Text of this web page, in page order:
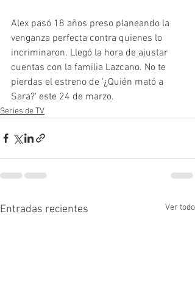
Alex pasó 18 años preso planeando la
venganza perfecta contra quienes lo
incriminaron. Llegó la hora de ajustar
cuentas con la familia Lazcano. No te
pierdas el estreno de '¿Quién mató a
Sara?' este 24 de marzo.
Series de TV
Entradas recientes Ver todo